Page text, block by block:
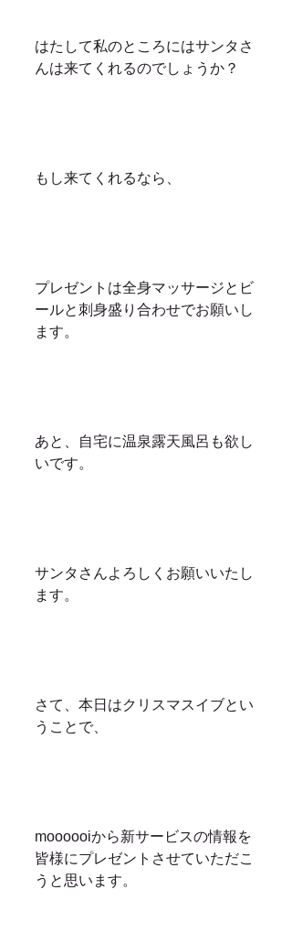
はたして私のところにはサンタさ
んは来てくれるのでしょうか？
もし来てくれるなら、
プレゼントは全身マッサージとビ
ールと刺身盛り合わせでお願いし
ます。
あと、自宅に温泉露天風呂も欲し
いです。
サンタさんよろしくお願いいたし
ます。
さて、本日はクリスマスイブとい
うことで、
moooooiから新サービスの情報を
皆様にプレゼントさせていただこ
うと思います。